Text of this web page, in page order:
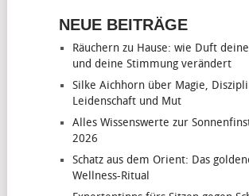
NEUE BEITRÄGE
Räuchern zu Hause: wie Duft
und deine Stimmung verändert
Silke Aichhorn über Magie,
Leidenschaft und Mut
Alles Wissenswerte zur
2026
Schatz aus dem Orient: Das
Wellness-Ritual